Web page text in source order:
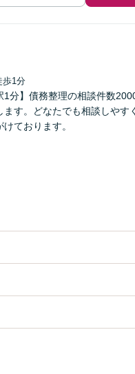
歩1分
1分】債務整理の相談件数
す。どなたでも相談しや
ております。